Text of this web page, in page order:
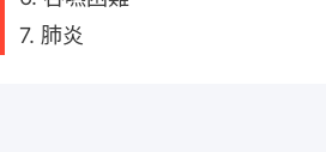
7. 肺炎